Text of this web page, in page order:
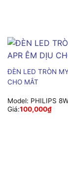
ĐÈN LED TRÒN
CHO MẮT
Model: PHILIPS
Giá:100,000₫